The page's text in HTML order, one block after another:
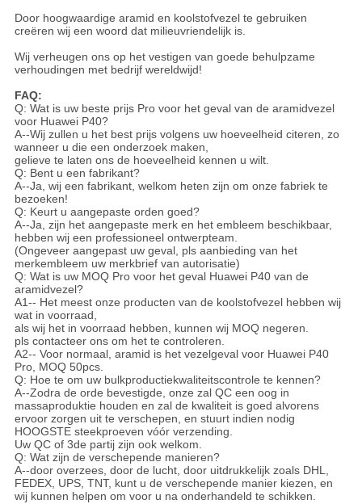
Door hoogwaardige aramid en koolstofvezel te gebruiken
creëren wij een woord dat milieuvriendelijk is.
Wij verheugen ons op het vestigen van goede behulpzame
verhoudingen met bedrijf wereldwijd!
FAQ:
Q: Wat is uw beste prijs Pro voor het geval van de aramidvezel
voor Huawei P40?
A--Wij zullen u het best prijs volgens uw hoeveelheid citeren, zo
wanneer u die een onderzoek maken,
gelieve te laten ons de hoeveelheid kennen u wilt.
Q: Bent u een fabrikant?
A--Ja, wij een fabrikant, welkom heten zijn om onze fabriek te
bezoeken!
Q: Keurt u aangepaste orden goed?
A--Ja, zijn het aangepaste merk en het embleem beschikbaar,
hebben wij een professioneel ontwerpteam.
(Ongeveer aangepast uw geval, pls aanbieding van het
merkembleem uw merkbrief van autorisatie)
Q: Wat is uw MOQ Pro voor het geval Huawei P40 van de
aramidvezel?
A1-- Het meest onze producten van de koolstofvezel hebben wij
wat in voorraad,
als wij het in voorraad hebben, kunnen wij MOQ negeren.
pls contacteer ons om het te controleren.
A2-- Voor normaal, aramid is het vezelgeval voor Huawei P40
Pro, MOQ 50pcs.
Q: Hoe te om uw bulkproductiekwaliteitscontrole te kennen?
A--Zodra de orde bevestigde, onze zal QC een oog in
massaproduktie houden en zal de kwaliteit is goed alvorens
ervoor zorgen uit te verschepen, en stuurt indien nodig
HOOGSTE steekproeven vóór verzending.
Uw QC of 3de partij zijn ook welkom.
Q: Wat zijn de verschepende manieren?
A--door overzees, door de lucht, door uitdrukkelijk zoals DHL,
FEDEX, UPS, TNT, kunt u de verschepende manier kiezen, en
wij kunnen helpen om voor u na onderhandeld te schikken.